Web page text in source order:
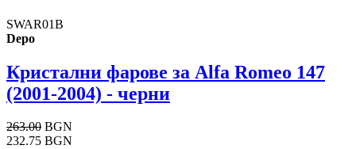
SWAR01B
Depo
Кристални фарове за Alfa Romeo 147
(2001-2004) - черни
263.00 BGN
232.75 BGN